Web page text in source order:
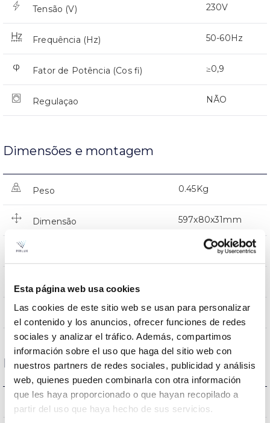
Esta página web usa cookies
Las cookies de este sitio web se usan para personalizar
el contenido y los anuncios, ofrecer funciones de redes
sociales y analizar el tráfico. Además, compartimos
información sobre el uso que haga del sitio web con
nuestros partners de redes sociales, publicidad y análisis
web, quienes pueden combinarla con otra información
que les haya proporcionado o que hayan recopilado a
partir del uso que haya hecho de sus servicios.
Tensão (V) 230V
Frequência (Hz) 50-60Hz
Fator de Potência (Cos fi) ≥0,9
Regulaçao NÃO
Dimensões e montagem
Peso 0.45Kg
Dimensão 597x80x31mm
Superfície
Junção
Iluminação Directa
Dados ópticos
Temperatura de cor 4000K